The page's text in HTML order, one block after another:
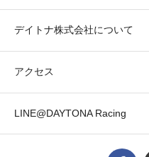
デイトナ株式会社について
アクセス
LINE@DAYTONA Racing